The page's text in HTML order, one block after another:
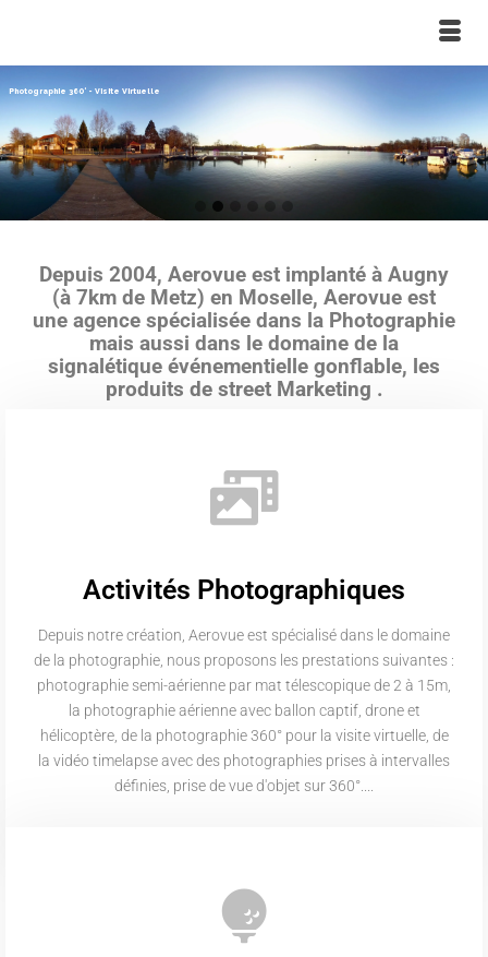
Photographie 360° - Visite Virtuelle
Go
1
Go
2 3 4 5
6
Depuis 2004, Aerovue est implanté à Augny
(à 7km de Metz) en Moselle, Aerovue est
une agence spécialisée dans la Photographie
mais aussi dans le domaine de la
signalétique événementielle gonflable, les
produits de street Marketing .
Activités Photographiques
Depuis notre création, Aerovue est spécialisé dans le domaine
de la photographie, nous proposons les prestations suivantes :
photographie semi-aérienne par mat télescopique de 2 à 15m,
la photographie aérienne avec ballon captif, drone et
hélicoptère, de la photographie 360° pour la visite virtuelle, de
la vidéo timelapse avec des photographies prises à intervalles
définies, prise de vue d'objet sur 360°....